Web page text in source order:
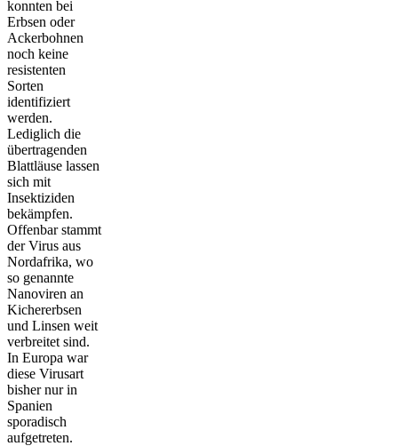
konnten bei
Erbsen oder
Ackerbohnen
noch keine
resistenten
Sorten
identifiziert
werden.
Lediglich die
übertragenden
Blattläuse lassen
sich mit
Insektiziden
bekämpfen.
Offenbar stammt
der Virus aus
Nord­afrika, wo
so genannte
Nanoviren an
Kichererbsen
und Linsen weit
verbreitet sind.
In Europa war
diese Virusart
bisher nur in
Spanien
sporadisch
aufgetreten.